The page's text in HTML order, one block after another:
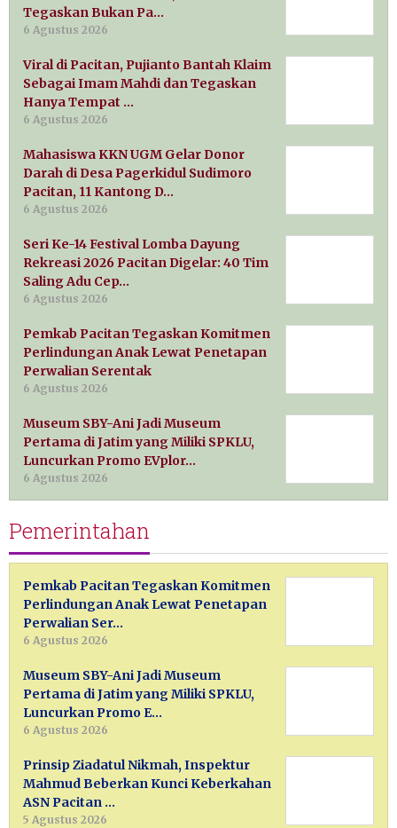
Tegaskan Bukan Pa…
6 Agustus 2026
Viral di Pacitan, Pujianto Bantah Klaim
Sebagai Imam Mahdi dan Tegaskan
Hanya Tempat …
6 Agustus 2026
Mahasiswa KKN UGM Gelar Donor
Darah di Desa Pagerkidul Sudimoro
Pacitan, 11 Kantong D…
6 Agustus 2026
Seri Ke-14 Festival Lomba Dayung
Rekreasi 2026 Pacitan Digelar: 40 Tim
Saling Adu Cep…
6 Agustus 2026
Pemkab Pacitan Tegaskan Komitmen
Perlindungan Anak Lewat Penetapan
Perwalian Serentak
6 Agustus 2026
Museum SBY-Ani Jadi Museum
Pertama di Jatim yang Miliki SPKLU,
Luncurkan Promo EVplor…
6 Agustus 2026
Pemerintahan
Pemkab Pacitan Tegaskan Komitmen
Perlindungan Anak Lewat Penetapan
Perwalian Ser…
6 Agustus 2026
Museum SBY-Ani Jadi Museum
Pertama di Jatim yang Miliki SPKLU,
Luncurkan Promo E…
6 Agustus 2026
Prinsip Ziadatul Nikmah, Inspektur
Mahmud Beberkan Kunci Keberkahan
ASN Pacitan …
5 Agustus 2026